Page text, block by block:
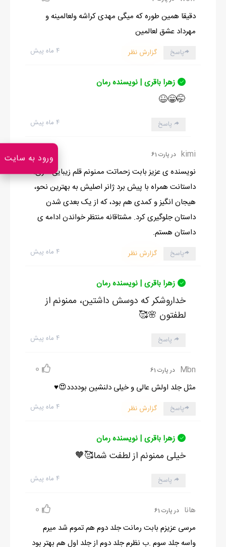
دقیقا همین طوره که میگی مهدی کراشه ولعالمینه و
مهرداد عشق لعالمین
۴ ماه پیش پاسخ گزارش نظر
زهرا باقری | نویسنده رمان
🤭😁😆
۴ ماه پیش پاسخ
kimi در پارت 61 0
نویسنده ی عزیز بابت زحماتت ممنونم قلم زیبایی داری.
داستانت همراه با پیش برد ژانر اصلیش به بهترین نحو،
هیجان انگیز و کمدی هم بود، که از یک بعدی شدن
داستان جلوگیری کرد. مشتاقانه منتظر خواندن ادامه ی
داستان هستم.
۴ ماه پیش پاسخ گزارش نظر
زهرا باقری | نویسنده رمان
خداروشکر که دوسش داشتین، ممنونم از
لطفتون 🌸🥰
۴ ماه پیش پاسخ
Mbn در پارت 61 0
مثل جلد اولش عالی و خیلی دلنشین بودددد😍♥️
۴ ماه پیش پاسخ گزارش نظر
زهرا باقری | نویسنده رمان
خیلی ممنونم از لطفت شما🥰🧡
۴ ماه پیش پاسخ
هانا در پارت 61 0
مرسی عزیزم بابت رمانت جلد دوم هم تموم شد میرم
واسه جلد سوم .ب نظرم جلد دوم از جلد اول هم بهتر بود
ورود به سایت